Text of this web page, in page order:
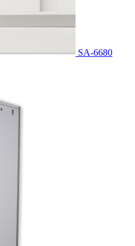
SA-6680